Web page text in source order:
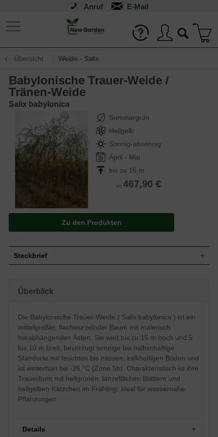
Anruf
Übersicht Weide - Salix
Babylonische Trauer-Weide /
Tränen-Weide
Salix babylonica
Sommergrün
Hellgelb
Sonnig-absonnig
April - Mai
bis zu 15 m
ab 467,90 €
Zu den Produkten
Steckbrief
Blatt
Lanzettlich, am Ende zugespitzt, fein
gesägter Blattrand, Oberseite hellgrün,
Unterseite graugrün, junges Blatt silbrig
behaart, altes Blatt kahl, ca. 10 cm lang
Frucht
Graufilzige Kätzchen
Blüte
Hellgelbe Kätzchen
Blütezeit
April bis Mai
Rinde
Jungtriebe seidig behaart und grünlich,
sonnenseits etwas gerötet, im Alter
Boden
Feuchte bis nasse und kalkhaltige Böden
Überblick
Die Babylonische Trauer-Weide ( Salix babylonica ) ist ein
mittelgroßer, flachwurzelnder Baum mit malerisch
herabhängenden Ästen. Sie wird bis zu 15 m hoch und 5
bis 10 m breit, bevorzugt sonnige bis halbschattige
Standorte mit feuchten bis nassen, kalkhaltigen Böden und
ist winterhart bis -26 °C (Zone 5b). Charakteristisch ist ihre
Trauerform mit hellgrünen, lanzettlichen Blättern und
hellgelben Kätzchen im Frühling; ideal für wassernahe
Pflanzungen.
Details